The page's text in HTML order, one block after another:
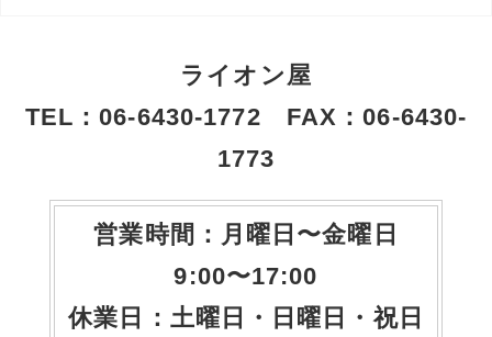
ライオン屋
TEL：06-6430-1772 FAX：06-6430-
1773
営業時間：月曜日〜金曜日
9:00〜17:00
休業日：土曜日・日曜日・祝日